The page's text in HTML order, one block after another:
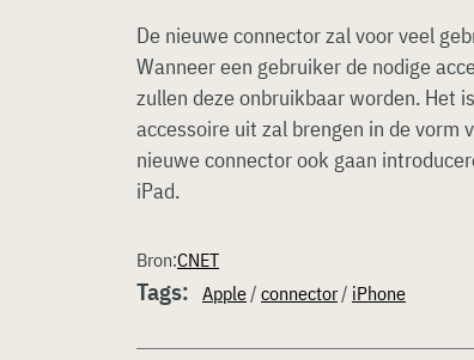
De nieuwe connector zal voor veel
Wanneer een gebruiker de nodige
zullen deze onbruikbaar worden. Het
accessoire uit zal brengen in de vorm
nieuwe connector ook gaan
iPad.
Bron:CNET
Tags: Apple/ connector/ iPhone